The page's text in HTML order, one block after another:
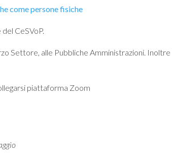
come persone fisiche
CeSVoP.
Settore, alle Pubbliche Amministrazioni.
piattaforma Zoom